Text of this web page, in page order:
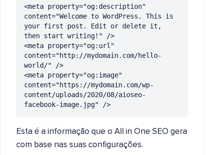
<meta property="og:description"
content="Welcome to WordPress. This is
your first post. Edit or delete it,
then start writing!" />
<meta property="og:url"
content="http://mydomain.com/hello-
world/" />
<meta property="og:image"
content="https://mydomain.com/wp-
content/uploads/2020/08/aioseo-
facebook-image.jpg" />
Esta é a informação que o All in One SEO gera
com base nas suas configurações.